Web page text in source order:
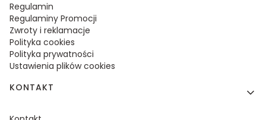
Regulamin
Regulaminy Promocji
Zwroty i reklamacje
Polityka cookies
Polityka prywatności
Ustawienia plików cookies
KONTAKT